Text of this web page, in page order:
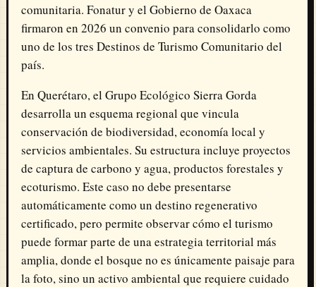
comunitaria. Fonatur y el Gobierno de Oaxaca
firmaron en 2026 un convenio para consolidarlo como
uno de los tres Destinos de Turismo Comunitario del
país.
En Querétaro, el Grupo Ecológico Sierra Gorda
desarrolla un esquema regional que vincula
conservación de biodiversidad, economía local y
servicios ambientales. Su estructura incluye proyectos
de captura de carbono y agua, productos forestales y
ecoturismo. Este caso no debe presentarse
automáticamente como un destino regenerativo
certificado, pero permite observar cómo el turismo
puede formar parte de una estrategia territorial más
amplia, donde el bosque no es únicamente paisaje para
la foto, sino un activo ambiental que requiere cuidado